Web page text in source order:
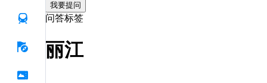
我要提问
问答标签
丽江